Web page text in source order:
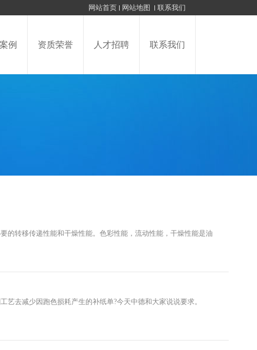
网站首页 网站地图 联系我们
例 资质荣誉 人才招聘 联系我们
转移传递性能和干燥性能。色彩性能，流动性能，干燥性能是油
减少因跑色损耗产生的补纸单?今天中德和大家说说要求。